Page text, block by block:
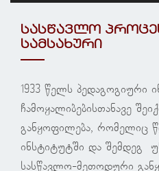
სასწავლო
სამსახური
1933 წელს პედაგოგიური
ჩამოყალიბებისთანავე
განყოფილება, რომელიც
ინსტიტუტში და შემდეგ
სასწავლო-მეთოდური